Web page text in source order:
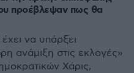
προέβλεψαν πως θα
να υπάρξει
ανάμιξη στις εκλογές»
Χάρις,